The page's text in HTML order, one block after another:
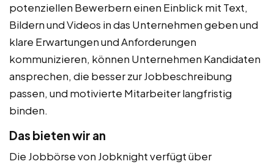
potenziellen Bewerbern einen Einblick mit Text,
Bildern und Videos in das Unternehmen geben und
klare Erwartungen und Anforderungen
kommunizieren, können Unternehmen Kandidaten
ansprechen, die besser zur Jobbeschreibung
passen, und motivierte Mitarbeiter langfristig
binden.
Das bieten wir an
Die Jobbörse von Jobknight verfügt über